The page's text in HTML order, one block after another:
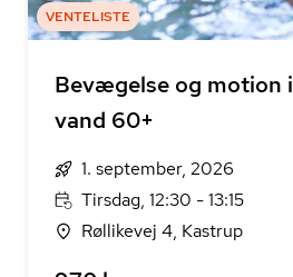
VENTELISTE
Bevægelse og motion i
vand 60+
1. september, 2026
Tirsdag, 12:30 - 13:15
Røllikevej 4, Kastrup